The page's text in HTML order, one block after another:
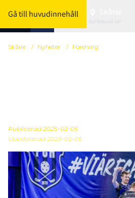
Gå till huvudinnehåll
Byt förbund här
Skåne / Nyheter / Förening
Publicerad 2025-02-05
Uppdaterad 2025-02-05